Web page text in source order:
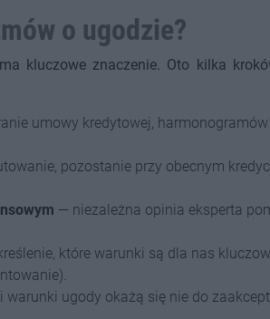
o ugodzie?
kluczowe znaczenie. Oto kilka
umowy kredytowej, harmonogramów
pozostanie przy obecnym
— niezależna opinia eksperta
które warunki są dla nas
warunki ugody okażą się nie do